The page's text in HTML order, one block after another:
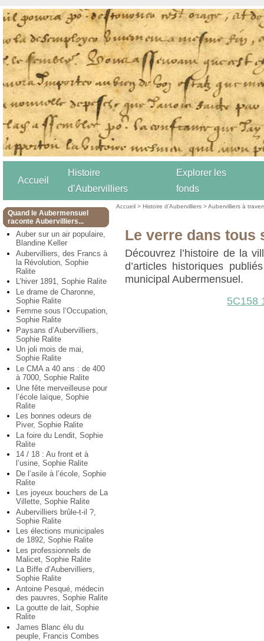
Accueil
Histoire
d’Aubervilliers
Explorer les
fonds
Quand le Aubermensuel
raconte Aubervilliers...
Auber sur un air populaire,
Blandine Keller
Aubervilliers, des Francs à
la Révolution, Sophie
Ralite
L’hiver 1891, Sophie Ralite
Le drame de Charonne,
Sophie Ralite
Femme sous l’Occupation,
Sophie Ralite
Paysans d’Aubervilliers,
Sophie Ralite
Un joli mois de mai,
Sophie Ralite
Le CMA a 40 ans : de 400
à 7000, Sophie Ralite
Une fête merveilleuse pour
l’école laïque, Sophie
Ralite
Les bonnes odeurs de
Piver, Sophie Ralite
La foire du Lendit, Sophie
Ralite
14 / 18 : Au front et à
l’usine, Sophie Ralite
De l’asile à l’école, Sophie
Ralite
Les joyeux bouchers de La
Villette, Sophie Ralite
Aubervilliers brûle-t-il ?,
Sophie Ralite
Les élections municipales
de 1892, Sophie Ralite
Les professionnels de
Malicet, Sophie Ralite
La Biffe d’Aubervilliers,
Sophie Ralite
Antoine Pesqué, médecin
des pauvres, Sophie Ralite
La goutte de lait, Sophie
Ralite
James Blanc élu du
peuple, Francis Combes
Accueil >Histoire d’Aubervilliers>Aubervilliers à
Le verre dans tous
Découvrez l’histoire de la
d’articles historiques
municipal Aubermensuel.
5C158